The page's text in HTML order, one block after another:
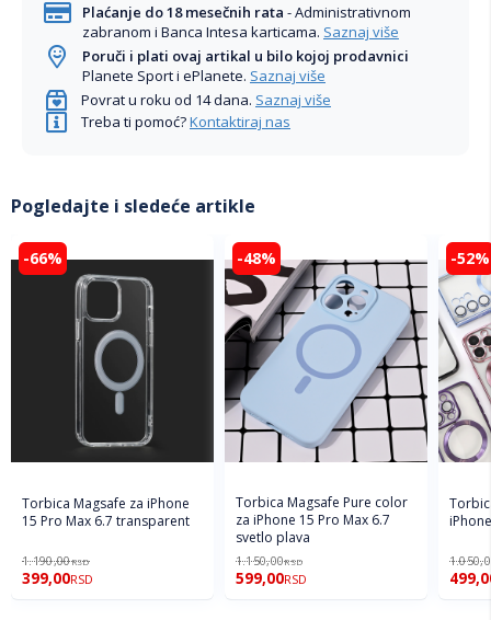
Plaćanje do 18 mesečnih rata - Administrativnom
zabranom i Banca Intesa karticama. Saznaj više
Poruči i plati ovaj artikal u bilo kojoj prodavnici
Planete Sport i ePlanete. Saznaj više
Povrat u roku od 14 dana. Saznaj više
Treba ti pomoć?Kontaktiraj nas
Pogledajte i sledeće artikle
-66%
Torbica Magsafe za iPhone
15 Pro Max 6.7 transparent
1.190,00RSD
399,00RSD
-48%
Torbica Magsafe Pure color
za iPhone 15 Pro Max 6.7
svetlo plava
1.150,00RSD
599,00RSD
-52%